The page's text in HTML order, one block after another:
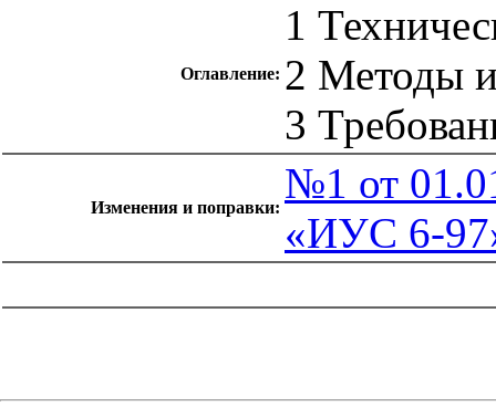
Оглавление:
1
2 Методы
3
Изменения и поправки:
№1 от
«ИУС 6-